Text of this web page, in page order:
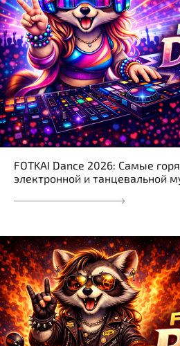
FOTKAI Dance 2026: Самые
электронной и танцевальной